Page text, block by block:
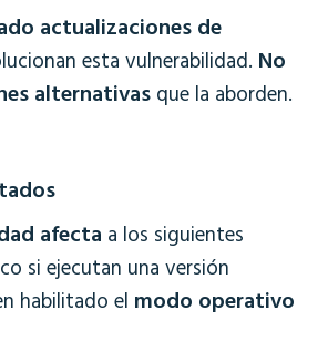
actualizaciones de
esta vulnerabilidad. No
alternativas que la aborden.
afecta a los siguientes
si ejecutan una versión
habilitado el modo operativo